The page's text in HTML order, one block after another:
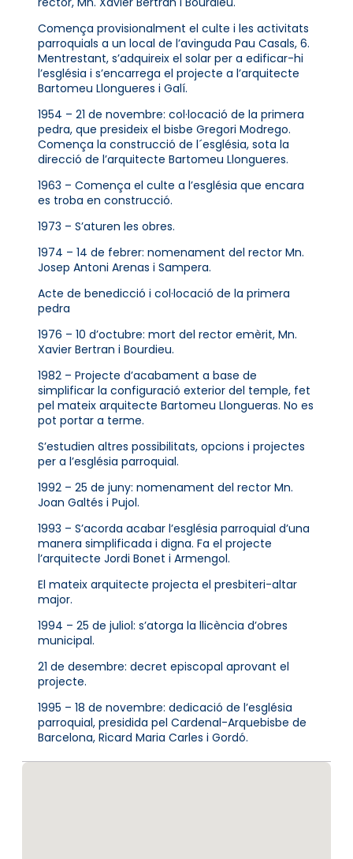
Comença provisionalment el culte i les activitats
parroquials a un local de l’avinguda Pau Casals, 6.
Mentrestant, s’adquireix el solar per a edificar-hi
l’església i s’encarrega el projecte a l’arquitecte
Bartomeu Llongueres i Galí.
1954 – 21 de novembre: col·locació de la primera
pedra, que presideix el bisbe Gregori Modrego.
Comença la construcció de l´església, sota la
direcció de l’arquitecte Bartomeu Llongueres.
1963 – Comença el culte a l’església que encara
es troba en construcció.
1973 – S’aturen les obres.
1974 – 14 de febrer: nomenament del rector Mn.
Josep Antoni Arenas i Sampera.
Acte de benedicció i col·locació de la primera
pedra
1976 – 10 d’octubre: mort del rector emèrit, Mn.
Xavier Bertran i Bourdieu.
1982 – Projecte d’acabament a base de
simplificar la configuració exterior del temple, fet
pel mateix arquitecte Bartomeu Llongueras. No es
pot portar a terme.
S’estudien altres possibilitats, opcions i projectes
per a l’església parroquial.
1992 – 25 de juny: nomenament del rector Mn.
Joan Galtés i Pujol.
1993 – S’acorda acabar l’església parroquial d’una
manera simplificada i digna. Fa el projecte
l’arquitecte Jordi Bonet i Armengol.
El mateix arquitecte projecta el presbiteri-altar
major.
1994 – 25 de juliol: s’atorga la llicència d’obres
municipal.
21 de desembre: decret episcopal aprovant el
projecte.
1995 – 18 de novembre: dedicació de l’església
parroquial, presidida pel Cardenal-Arquebisbe de
Barcelona, Ricard Maria Carles i Gordó.